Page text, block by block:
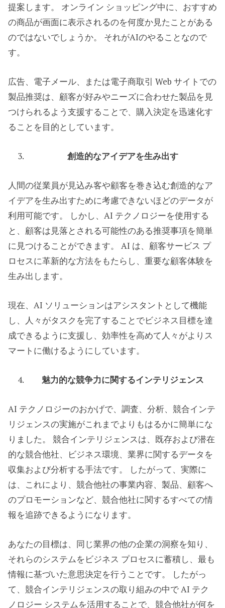
提案します。 オンライン ショッピング中に、おすすめ
の商品が画面に表示されるのを何度か見たことがある
のではないでしょうか。 それがAIのやることなので
す。
広告、電子メール、または電子商取引 Web サイトでの
製品推奨は、顧客が好みやニーズに合わせた製品を見
つけられるよう支援することで、購入決定を迅速化す
ることを目的としています。
創造的なアイデアを生み出す
人間の従業員が見込み客や顧客を巻き込む創造的なア
イデアを生み出すために考慮できないほどのデータが
利用可能です。 しかし、AI テクノロジーを使用する
と、顧客は見落とされる可能性のある推奨事項を簡単
に見つけることができます。 AI は、顧客サービス プ
ロセスに革新的な方法をもたらし、重要な顧客体験を
生み出します。
現在、AI ソリューションはアシスタントとして機能
し、人々がタスクを完了することでビジネス目標を達
成できるように支援し、効率性を高めて人々がよりス
マートに働けるようにしています。
魅力的な競争力に関するインテリジェンス
AI テクノロジーのおかげで、調査、分析、競合インテ
リジェンスの実施がこれまでよりもはるかに簡単にな
りました。 競合インテリジェンスは、既存および潜在
的な競合他社、ビジネス環境、業界に関するデータを
収集および分析する手法です。 したがって、実際に
は、これにより、競合他社の事業内容、製品、顧客へ
のプロモーションなど、競合他社に関するすべての情
報を追跡できるようになります。
あなたの目標は、同じ業界の他の企業の洞察を知り、
それらのシステムをビジネス プロセスに蓄積し、最も
情報に基づいた意思決定を行うことです。 したがっ
て、競合インテリジェンスの取り組みの中で AI テク
ノロジー システムを活用することで、競合他社が何を